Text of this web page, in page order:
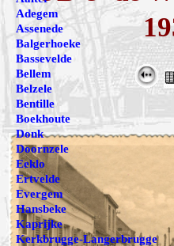
Adegem
Assenede
Balgerhoeke
Bassevelde
Bellem
Belzele
Bentille
Boekhoute
Donk
Doornzele
Eeklo
Ertvelde
Evergem
Hansbeke
Kaprijke
Kerkbrugge-Langerbrugge